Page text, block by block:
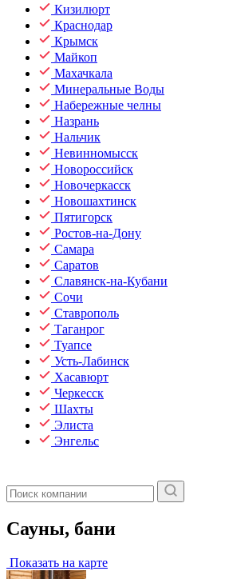
Кизилюрт
Краснодар
Крымск
Майкоп
Махачкала
Минеральные Воды
Набережные челны
Назрань
Нальчик
Невинномысск
Новороссийск
Новочеркасск
Новошахтинск
Пятигорск
Ростов-на-Дону
Самара
Саратов
Славянск-на-Кубани
Сочи
Ставрополь
Таганрог
Туапсе
Усть-Лабинск
Хасавюрт
Черкесск
Шахты
Элиста
Энгельс
Сауны, бани
Показать на карте